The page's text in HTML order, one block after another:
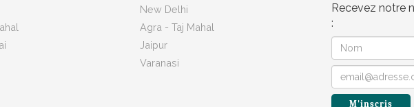
New Delhi
Agra - Taj Mahal
Jaipur
Varanasi
Recevez notre
: